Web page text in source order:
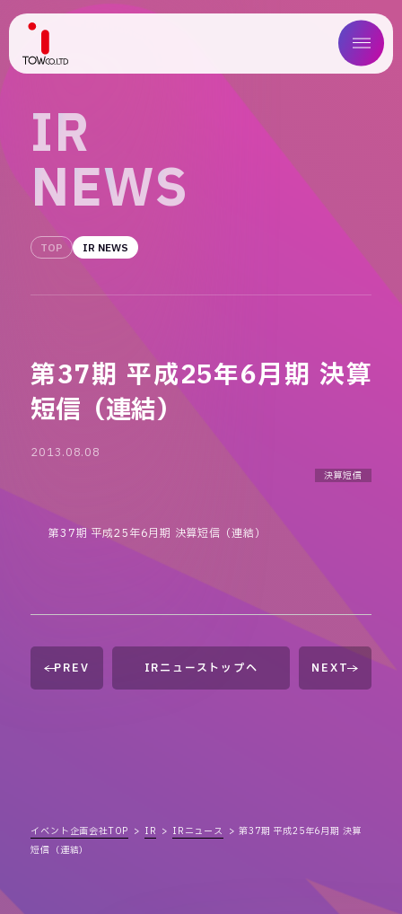
ABOUT US
WORKS
COMPANY
IR
IR
NEWS
TOP IR NEWS
第37期 平成25年6月期 決算
短信（連結）
2013.08.08
決算短信
第37期 平成25年6月期 決算短信（連結）
PREV IRニューストップへ NEXT
イベント企画会社TOP IR IRニュース
第37期 平成25年6月期 決算
短信（連結）